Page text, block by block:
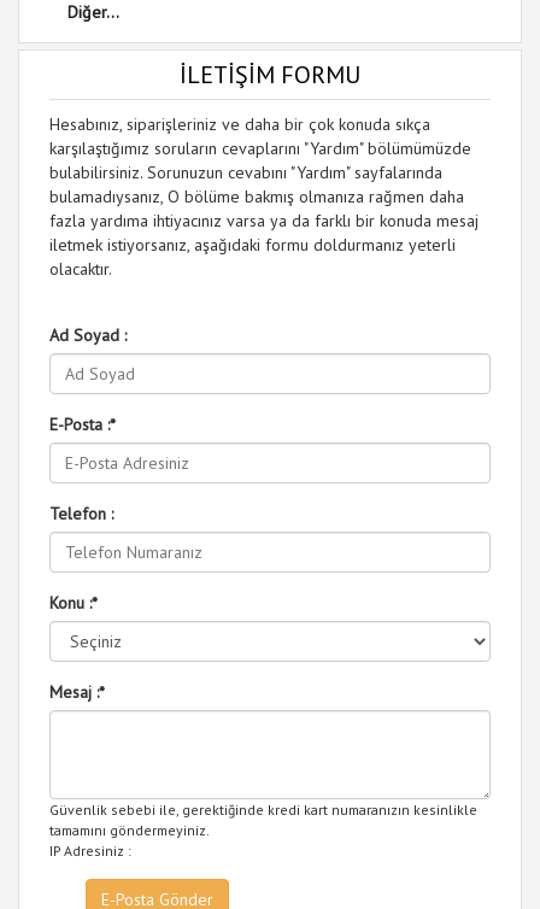
Diğer...
İLETİŞİM FORMU
Hesabınız, siparişleriniz ve daha bir çok konuda sıkça
karşılaştığımız soruların cevaplarını "Yardım" bölümümüzde
bulabilirsiniz. Sorunuzun cevabını "Yardım" sayfalarında
bulamadıysanız, O bölüme bakmış olmanıza rağmen daha
fazla yardıma ihtiyacınız varsa ya da farklı bir konuda mesaj
iletmek istiyorsanız, aşağıdaki formu doldurmanız yeterli
olacaktır.
Ad Soyad :
E-Posta :*
Telefon :
Konu :*
Mesaj :*
Güvenlik sebebi ile, gerektiğinde kredi kart numaranızın kesinlikle
tamamını göndermeyiniz.
IP Adresiniz :
E-Posta Gönder